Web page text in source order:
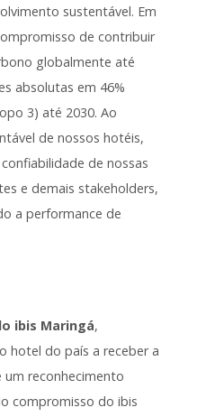
sustentável. Em
de contribuir
globalmente até
absolutas em 46%
3) até 2030. Ao
de nossos hotéis,
de nossas
e demais stakeholders,
a performance de
ibis Maringá,
hotel do país a receber a
um reconhecimento
compromisso do ibis